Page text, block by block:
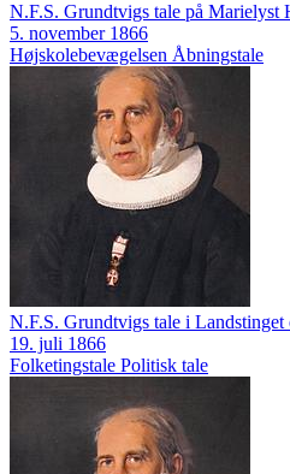
N.F.S. Grundtvigs tale på Marielyst
5. november 1866
Højskolebevægelsen Åbningstale
N.F.S. Grundtvigs tale i
19. juli 1866
Folketingstale Politisk tale